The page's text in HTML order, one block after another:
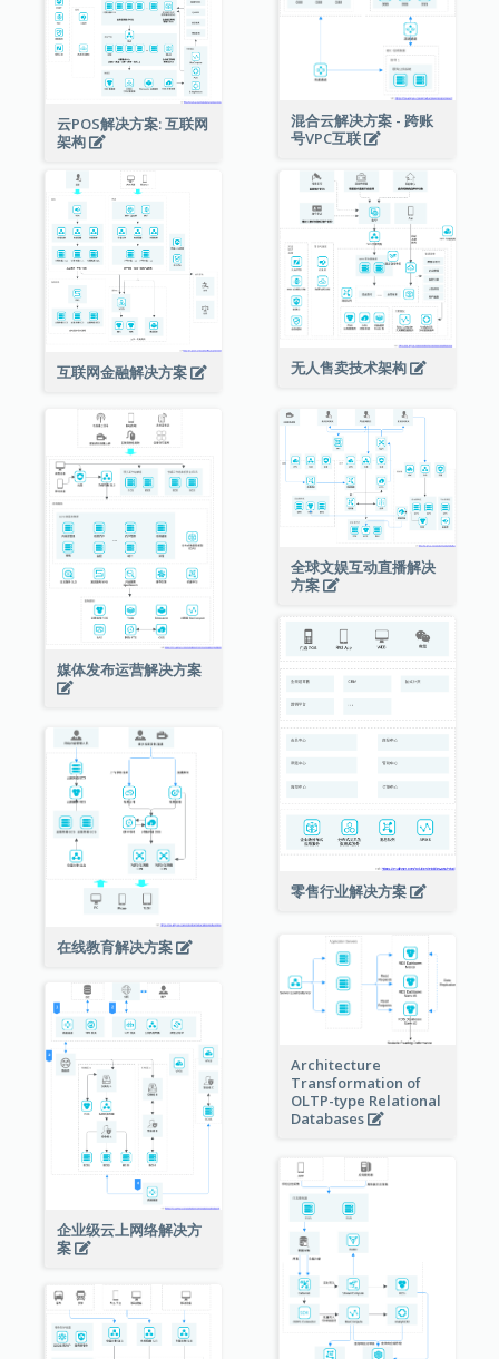
混合云解决方案 - 跨账
号VPC互联
云POS解决方案: 互联网
架构
互联网金融解决方案 无人售卖技术架构
媒体发布运营解决方案
全球文娱互动直播解决
方案
零售行业解决方案
在线教育解决方案
Architecture
Transformation of
OLTP-type Relational
Databases
企业级云上网络解决方
案